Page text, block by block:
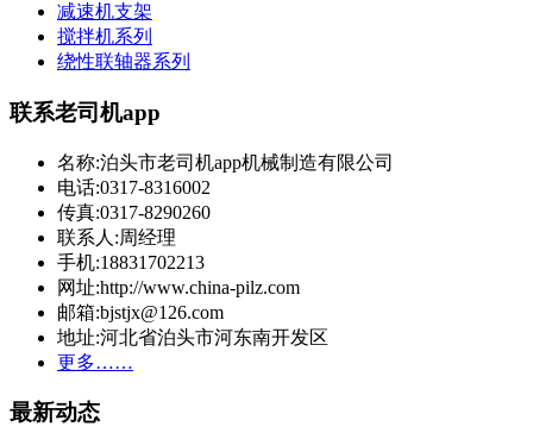
减速机支架
搅拌机系列
绕性联轴器系列
联系老司机app
名称:泊头市老司机app机械制造有限公司
电话:0317-8316002
传真:0317-8290260
联系人:周经理
手机:18831702213
网址:http://www.china-pilz.com
邮箱:bjstjx@126.com
地址:河北省泊头市河东南开发区
更多……
最新动态